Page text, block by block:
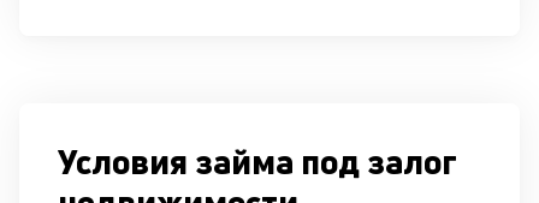
Условия займа под залог